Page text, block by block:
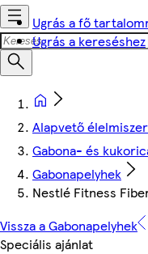
Ugrás a fő
Ugrás a kereséshez
Alapvető
Gabona- és
Gabonapelyhek
Nestlé Fitness
Vissza a Gabonapelyhek
Speciális ajánlat